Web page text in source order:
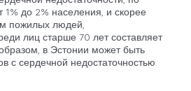
1% до 2% населения, и скорее
пожилых людей,
лиц старше 70 лет составляет
в Эстонии может быть
с сердечной недостаточностью.